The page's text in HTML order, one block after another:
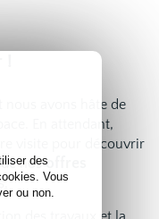
des
Vous
ou non.
nous avons hâte de
En attendant,
visite pour découvrir
de nosoffres